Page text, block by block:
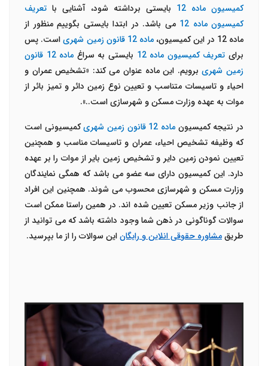
کمیسیون ماده 12
بایستی برداشته شود، آشنایی با تعریف
کمیسیون ماده 12
می باشد. در ابتدا بایستی بگوییم منظور از
ماده 12 در این کمیسیون،
ماده 12 قانون زمین شهری
است. پس
برای تعریف کمیسیون ماده 12 بایستی به سراغ
ماده 12 قانون
زمین شهریبرویم. این ماده عنوان می کند: «تشخیص عمران و
احیاء و تاسیسات متناسب و تعیین نوع زمین دائر و تمیز بائر از
موات به عهده وزارت مسکن و شهرسازی است..».
در نتیجه کمیسیون ماده 12 قانون زمین شهری
کمیسیونی است
که وظیفه تشخیص احیاء، عمران و تاسیسات مناسب و همچنین
تعیین نمودن زمین دایر و تشخیص زمین بایر از موات را بر عهده
دارد. این کمیسیون دارای سه عضو می باشد که همگی نمایندگان
وزارت مسکن و شهرسازی محسوب می شوند. همچنین این افراد
از جانب وزیر مسکن تعیین شده اند. در همین راستا ممکن است
سوالات گوناگونی در ذهن شما وجود داشته باشد که می توانید از
طریقمشاوره حقوقی انلاین و رایگاناین سوالات را از ما بپرسید.